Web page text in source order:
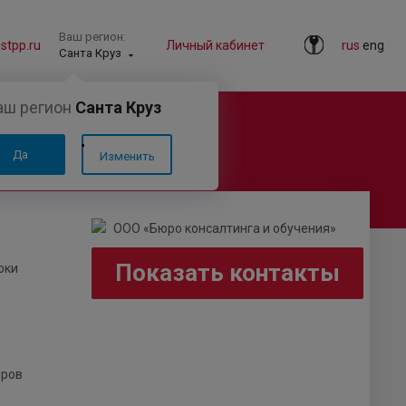
rus eng
Личный кабинет
Ваш регион:
Санта Круз
регион Санта Круз
Да Изменить
Показать контакты